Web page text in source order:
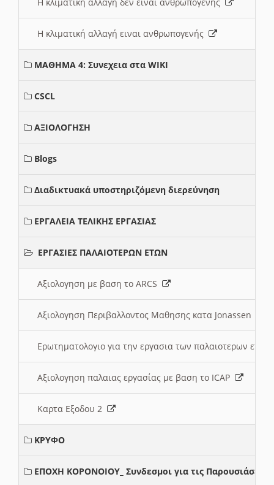
Η κλιματική αλλαγή ειναι ανθρωπογενής
ΜΑΘΗΜΑ 4: Συνεχεια στα WIKI
CSCL
ΑΞΙΟΛΟΓΗΣΗ
Blogs
Διαδικτυακά υποστηριζόμενη διερεύνηση
ΕΡΓΑΛΕΙΑ ΤΕΛΙΚΗΣ ΕΡΓΑΣΙΑΣ
ΕΡΓΑΣΙΕΣ ΠΑΛΑΙΟΤΕΡΩΝ ΕΤΩΝ
Αξιολογηση με βαση το ARCS
Αξιολογηση Περιβαλλοντος Μαθησης κατα Jonassen
Ερωτηματολογιο για την εργασια των παλαιοτερων
Αξιολογηση παλαιας εργασίας με βαση το ICAP
Καρτα Εξοδου 2
ΚΡΥΦΟ
ΕΠΟΧΗ ΚΟΡΟΝΟΙΟΥ_ Συνδεσμοι για τις Παρουσιάσεις